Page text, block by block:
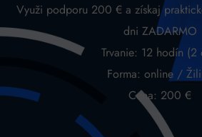
Využi podporu 200 € a získaj
dni ZADARMO
Trvanie: 12 hodín (2
Forma: online /
Cena: 200 €